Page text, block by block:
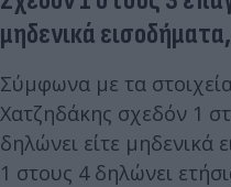
μηδενικά
Σύμφωνα με τα
Χατζηδάκης σχεδόν 1
δηλώνει είτε μηδενικά
1 στους 4 δηλώνει